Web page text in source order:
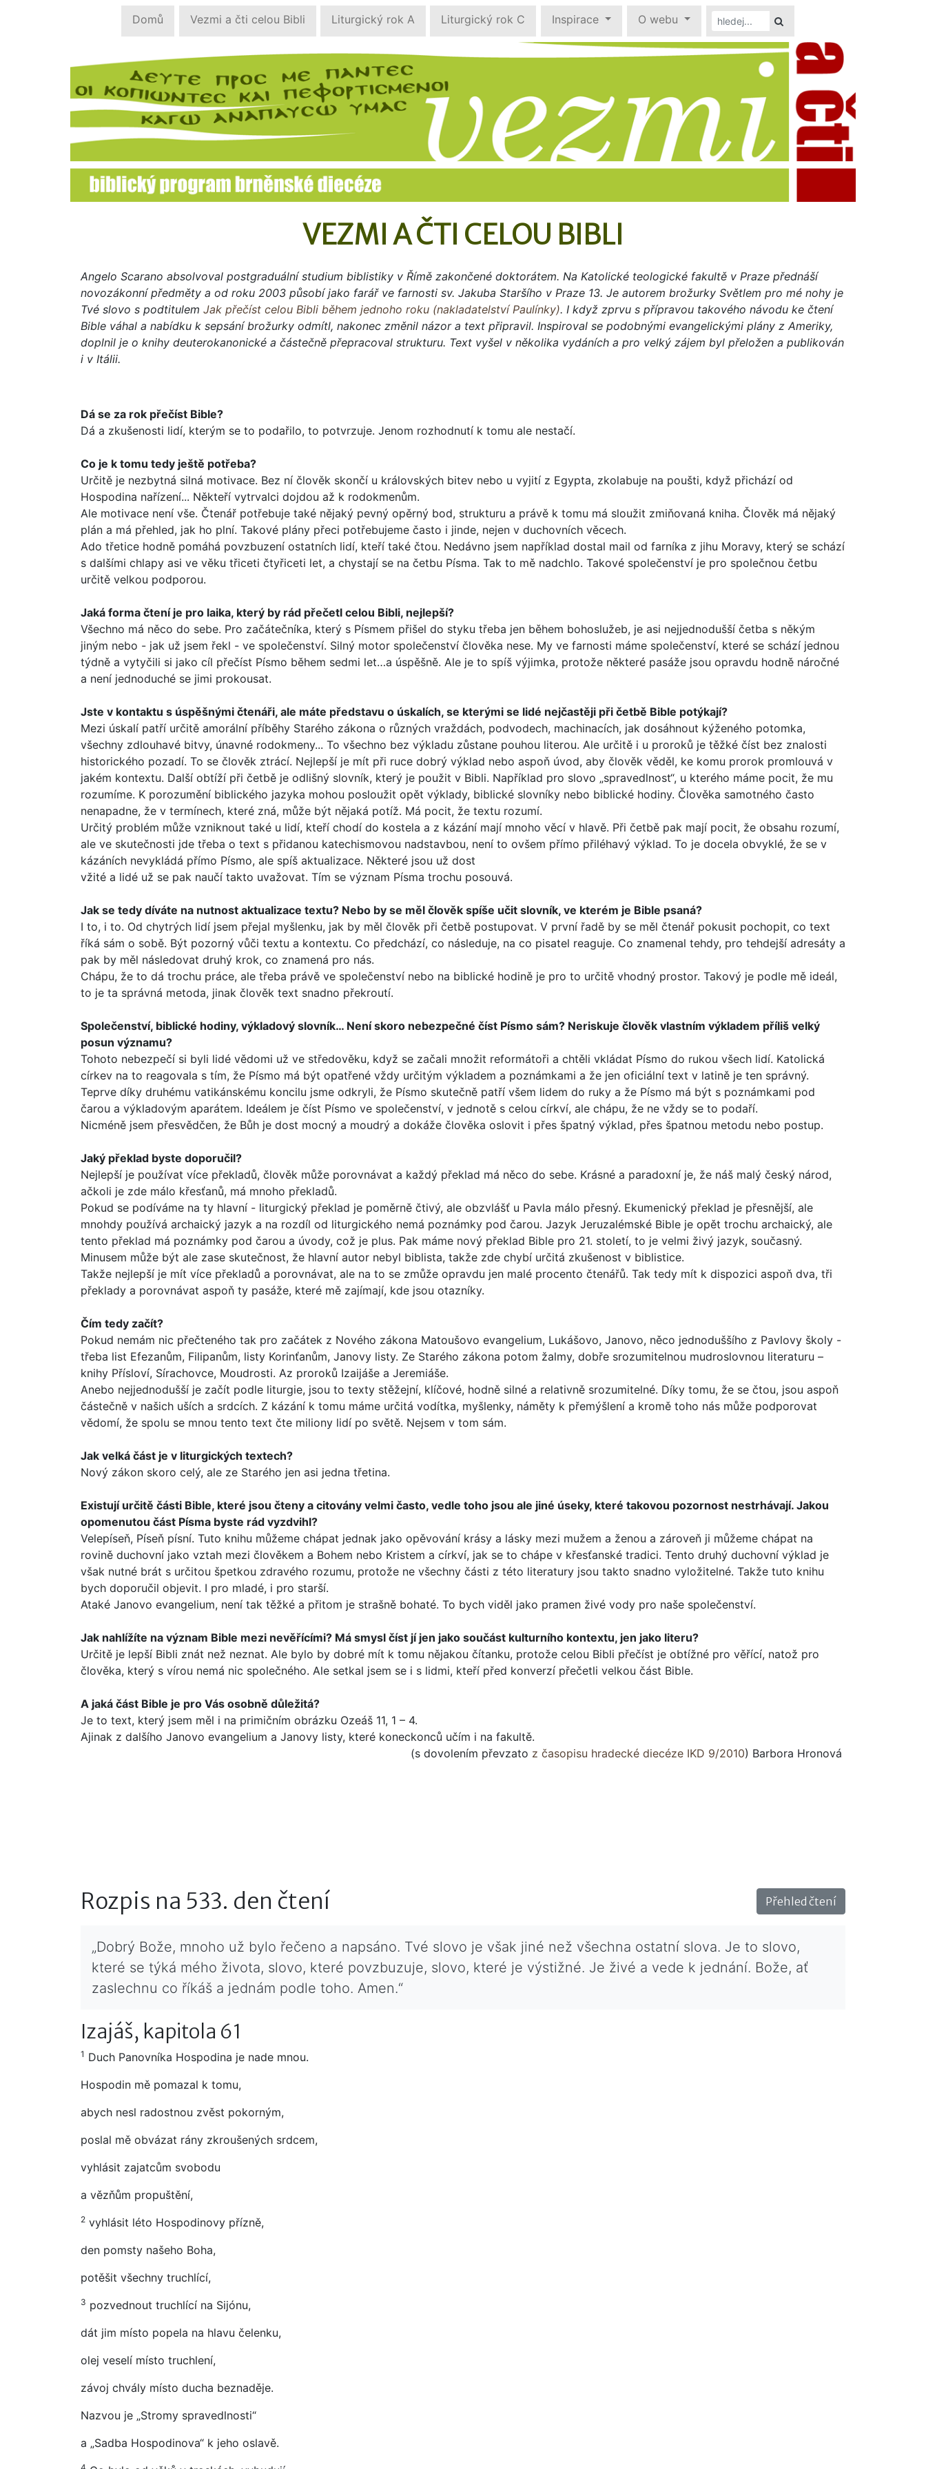
Domů Vezmi a čti celou Bibli Liturgický rok A Liturgický rok C Inspirace O webu
VEZMI A ČTI CELOU BIBLI
Angelo Scarano absolvoval postgraduální studium biblistiky v Římě zakončené doktorátem. Na Katolické teologické fakultě v Praze přednáší
novozákonní předměty a od roku 2003 působí jako farář ve farnosti sv. Jakuba Staršího v Praze 13. Je autorem brožurky Světlem pro mé nohy je
Tvé slovo s podtitulem Jak přečíst celou Bibli během jednoho roku (nakladatelství Paulínky). I když zprvu s přípravou takového návodu ke čtení
Bible váhal a nabídku k sepsání brožurky odmítl, nakonec změnil názor a text připravil. Inspiroval se podobnými evangelickými plány z Ameriky,
doplnil je o knihy deuterokanonické a částečně přepracoval strukturu. Text vyšel v několika vydáních a pro velký zájem byl přeložen a publikován
i v Itálii.
Dá se za rok přečíst Bible?
Dá a zkušenosti lidí, kterým se to podařilo, to potvrzuje. Jenom rozhodnutí k tomu ale nestačí.
Co je k tomu tedy ještě potřeba?
Určitě je nezbytná silná motivace. Bez ní člověk skončí u krá­lovských bitev nebo u vyjití z Egypta, zkolabuje na poušti, když přichází od
Hospodina nařízení... Někteří vytrvalci dojdou až k rodokmenům.
Ale motivace není vše. Čtenář potřebuje také nějaký pevný opěrný bod, strukturu a právě k tomu má sloužit zmiňovaná kniha. Člověk má nějaký
plán a má přehled, jak ho plní. Tako­vé plány přeci potřebujeme často i jinde, nejen v duchovních věcech.
Ado třetice hodně pomáhá povzbuzení ostatních lidí, kte­ří také čtou. Nedávno jsem například dostal mail od farníka z jihu Moravy, který se schází
s dalšími chlapy asi ve věku tři­ceti čtyřiceti let, a chystají se na četbu Písma. Tak to mě nad­chlo. Takové společenství je pro společnou četbu
určitě velkou podporou.
Jaká forma čtení je pro laika, který by rád přečetl celou Bib­li, nejlepší?
Všechno má něco do sebe. Pro začátečníka, který s Písmem přišel do styku třeba jen během bohoslužeb, je asi nejjedno­dušší četba s někým
jiným nebo - jak už jsem řekl - ve spole­čenství. Silný motor společenství člověka nese. My ve farnosti máme společenství, které se schází jednou
týdně a vytyčili si jako cíl přečíst Písmo během sedmi let…a úspěšně. Ale je to spíš výjimka, protože některé pasáže jsou opravdu hodně náročné
a není jednoduché se jimi prokousat.
Jste v kontaktu s úspěšnými čtenáři, ale máte představu o úskalích, se kterými se lidé nejčastěji při četbě Bible potý­kají?
Mezi úskalí patří určitě amorální příběhy Starého zákona o různých vraždách, podvodech, machinacích, jak dosáhnout kýženého potomka,
všechny zdlouhavé bitvy, únavné rodo­kmeny... To všechno bez výkladu zůstane pouhou literou. Ale určitě i u proroků je těžké číst bez znalosti
historického pozadí. To se člověk ztrácí. Nejlepší je mít při ruce dobrý výklad nebo aspoň úvod, aby člověk věděl, ke komu prorok promlouvá v
jakém kontextu. Další obtíží při četbě je odlišný slovník, který je použit v Bibli. Například pro slovo „spravedlnost“, u kterého máme pocit, že mu
rozumíme. K porozumění biblického jazyka mohou posloužit opět výklady, biblické slovníky nebo biblické hodiny. Člověka samotného často
nenapadne, že v termínech, které zná, může být nějaká potíž. Má pocit, že textu rozumí.
Určitý problém může vzniknout také u lidí, kteří chodí do kos­tela a z kázání mají mnoho věcí v hlavě. Při četbě pak mají pocit, že obsahu rozumí,
ale ve skutečnosti jde třeba o text s přidanou katechismovou nadstavbou, není to ovšem přímo přiléhavý výklad. To je docela obvyklé, že se v
kázáních nevy­kládá přímo Písmo, ale spíš aktualizace. Některé jsou už dost
vžité a lidé už se pak naučí takto uvažovat. Tím se význam Písma trochu posouvá.
Jak se tedy díváte na nutnost aktualizace textu? Nebo by se měl člověk spíše učit slovník, ve kterém je Bible psaná?
I to, i to. Od chytrých lidí jsem přejal myšlenku, jak by měl člo­věk při četbě postupovat. V první řadě by se měl čtenář poku­sit pochopit, co text
říká sám o sobě. Být pozorný vůči textu a kontextu. Co předchází, co následuje, na co pisatel reaguje. Co znamenal tehdy, pro tehdejší adresáty a
pak by měl násle­dovat druhý krok, co znamená pro nás.
Chápu, že to dá trochu práce, ale třeba právě ve společenství nebo na biblické hodině je pro to určitě vhodný prostor. Takový je podle mě ideál,
to je ta správná metoda, jinak člověk text snadno překroutí.
Společenství, biblické hodiny, výkladový slovník… Není sko­ro nebezpečné číst Písmo sám? Neriskuje člověk vlastním výkladem příliš velký
posun významu?
Tohoto nebezpečí si byli lidé vědomi už ve středověku, když se začali množit reformátoři a chtěli vkládat Písmo do rukou všech lidí. Katolická
církev na to reagovala s tím, že Písmo má být opatřené vždy určitým výkladem a poznámkami a že jen oficiální text v latině je ten správný.
Teprve díky druhému vati­kánskému koncilu jsme odkryli, že Písmo skutečně patří všem lidem do ruky a že Písmo má být s poznámkami pod
čarou a výkladovým aparátem. Ideálem je číst Písmo ve společenství, v jednotě s celou církví, ale chápu, že ne vždy se to podaří.
Nicméně jsem přesvědčen, že Bůh je dost mocný a moudrý a dokáže člověka oslovit i přes špatný výklad, přes špatnou metodu nebo postup.
Jaký překlad byste doporučil?
Nejlepší je používat více překladů, člověk může porovnávat a každý překlad má něco do sebe. Krásné a paradoxní je, že náš malý český národ,
ačkoli je zde málo křesťanů, má mnoho překladů.
Pokud se podíváme na ty hlavní - liturgický překlad je poměrně čtivý, ale obzvlášť u Pavla málo přesný. Ekumenický překlad je přesnější, ale
mnohdy používá archaický jazyk a na rozdíl od liturgického nemá poznámky pod čarou. Jazyk Jeruzalémské Bible je opět trochu archaický, ale
tento překlad má poznámky pod čarou a úvody, což je plus. Pak máme nový překlad Bib­le pro 21. století, to je velmi živý jazyk, současný.
Minusem může být ale zase skutečnost, že hlavní autor nebyl biblista, takže zde chybí určitá zkušenost v biblistice.
Takže nejlepší je mít více překladů a porovnávat, ale na to se zmůže opravdu jen malé procento čtenářů. Tak tedy mít k dis­pozici aspoň dva, tři
překlady a porovnávat aspoň ty pasáže, které mě zajímají, kde jsou otazníky.
Čím tedy začít?
Pokud nemám nic přečteného tak pro začátek z Nového záko­na Matoušovo evangelium, Lukášovo, Janovo, něco jednoduš­šího z Pavlovy školy -
třeba list Efezanům, Filipanům, listy Korinťanům, Janovy listy. Ze Starého zákona potom žalmy, dobře srozumitelnou mudroslovnou literaturu –
knihy Přísloví, Sírachovce, Moudrosti. Az proroků Izaijáše a Jeremiáše.
Anebo nejjednodušší je začít podle liturgie, jsou to texty stěžejní, klíčové, hodně silné a relativně srozumitelné. Díky tomu, že se čtou, jsou aspoň
částečně v našich uších a srd­cích. Z kázání k tomu máme určitá vodítka, myšlenky, náměty k přemýšlení a kromě toho nás může podporovat
vědomí, že spolu se mnou tento text čte miliony lidí po světě. Nejsem v tom sám.
Jak velká část je v liturgických textech?
Nový zákon skoro celý, ale ze Starého jen asi jedna třetina.
Existují určitě části Bible, které jsou čteny a citovány velmi často, vedle toho jsou ale jiné úseky, které takovou pozor­nost nestrhávají. Jakou
opomenutou část Písma byste rád vyzdvihl?
Velepíseň, Píseň písní. Tuto knihu můžeme chápat jednak jako opěvování krásy a lásky mezi mužem a ženou a zároveň ji můžeme chápat na
rovině duchovní jako vztah mezi člově­kem a Bohem nebo Kristem a církví, jak se to chápe v křesťan­ské tradici. Tento druhý duchovní výklad je
však nutné brát s určitou špetkou zdravého rozumu, protože ne všechny části z této literatury jsou takto snadno vyložitelné. Takže tuto kni­hu
bych doporučil objevit. I pro mladé, i pro starší.
Ataké Janovo evangelium, není tak těžké a přitom je strašně bohaté. To bych viděl jako pramen živé vody pro naše spole­čenství.
Jak nahlížíte na význam Bible mezi nevěřícími? Má smysl číst jí jen jako součást kulturního kontextu, jen jako lite­ru?
Určitě je lepší Bibli znát než neznat. Ale bylo by dobré mít k tomu nějakou čítanku, protože celou Bibli přečíst je obtížné pro věřící, natož pro
člověka, který s vírou nemá nic společ­ného. Ale setkal jsem se i s lidmi, kteří před konverzí přečetli velkou část Bible.
A jaká část Bible je pro Vás osobně důležitá?
Je to text, který jsem měl i na primičním obrázku Ozeáš 11, 1 – 4.
Ajinak z dalšího Janovo evangelium a Janovy listy, které koneckonců učím i na fakultě.
Barbora Hronová
(s dovolením převzato z časopisu hradecké diecéze IKD 9/2010)
Rozpis na 533. den čtení Přehled čtení
„Dobrý Bože, mnoho už bylo řečeno a napsáno. Tvé slovo je však jiné než všechna ostatní slova. Je to slovo,
které se týká mého života, slovo, které povzbuzuje, slovo, které je výstižné. Je živé a vede k jednání. Bože, ať
zaslechnu co říkáš a jednám podle toho. Amen.“
Izajáš, kapitola 61
1 Duch Panovníka Hospodina je nade mnou.
Hospodin mě pomazal k tomu,
abych nesl radostnou zvěst pokorným,
poslal mě obvázat rány zkroušených srdcem,
vyhlásit zajatcům svobodu
a vězňům propuštění,
2 vyhlásit léto Hospodinovy přízně,
den pomsty našeho Boha,
potěšit všechny truchlící,
3 pozvednout truchlící na Sijónu,
dát jim místo popela na hlavu čelenku,
olej veselí místo truchlení,
závoj chvály místo ducha beznaděje.
Nazvou je „Stromy spravedlnosti“
a „Sadba Hospodinova“ k jeho oslavě.